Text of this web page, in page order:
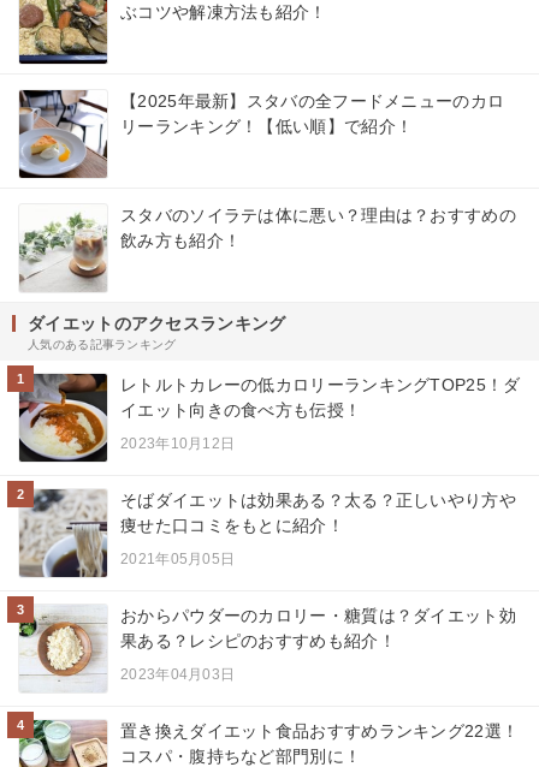
ぶコツや解凍方法も紹介！
【2025年最新】スタバの全フードメニューのカロ
リーランキング！【低い順】で紹介！
スタバのソイラテは体に悪い？理由は？おすすめの
飲み方も紹介！
ダイエットのアクセスランキング
人気のある記事ランキング
1
レトルトカレーの低カロリーランキングTOP25！ダ
イエット向きの食べ方も伝授！
2023年10月12日
2
そばダイエットは効果ある？太る？正しいやり方や
痩せた口コミをもとに紹介！
2021年05月05日
3
おからパウダーのカロリー・糖質は？ダイエット効
果ある？レシピのおすすめも紹介！
2023年04月03日
4
置き換えダイエット食品おすすめランキング22選！
コスパ・腹持ちなど部門別に！